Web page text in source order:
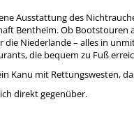
Ausstattung des
Bentheim. Ob Bootstouren
die Niederlande – alles in
die bequem zu Fuß
Kanu mit Rettungswesten,
direkt gegenüber.